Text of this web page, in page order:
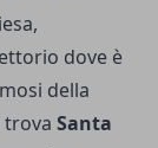
dove è
della
trova Santa